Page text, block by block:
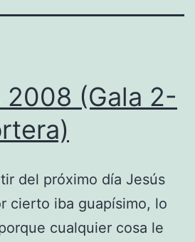
(Gala 2-
del próximo día Jesús
cierto iba guapísimo, lo
cualquier cosa le